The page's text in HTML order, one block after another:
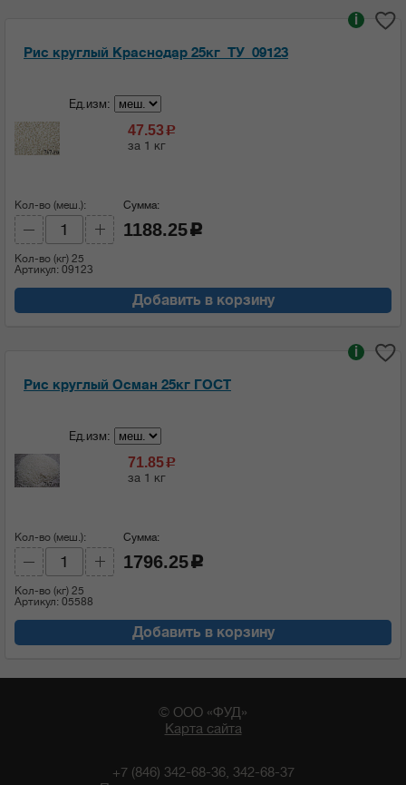
Рис круглый Краснодар 25кг_ТУ_09123
i
Ед.изм:
47.53 c
за 1 кг
Кол-во (меш.):
Кол-во (кг) 25
Артикул: 09123
Сумма:
1188.25 c
Добавить в корзину
Рис круглый Осман 25кг ГОСТ
i
Ед.изм:
71.85c
за 1 кг
Кол-во (меш.):
Кол-во (кг) 25
Артикул: 05588
Сумма:
1796.25 c
Добавить в корзину
© ООО «ФУД»
Карта сайта
+7 (846) 342-68-36, 342-68-37